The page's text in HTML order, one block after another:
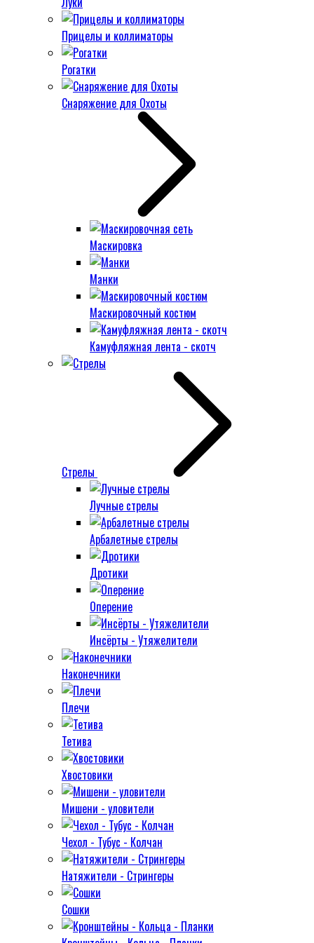
Прицелы и коллиматоры
Рогатки
Снаряжение для Охоты
Маскировка
Манки
Маскировочный костюм
Камуфляжная лента - скотч
Стрелы
Лучные стрелы
Арбалетные стрелы
Дротики
Оперение
Инсёрты - Утяжелители
Наконечники
Плечи
Тетива
Хвостовики
Мишени - уловители
Чехол - Тубус - Колчан
Натяжители - Стрингеры
Сошки